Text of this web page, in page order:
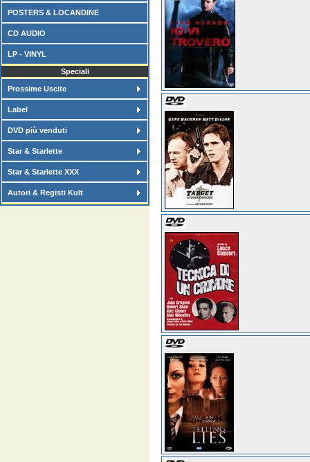
POSTERS & LOCANDINE
CD AUDIO
LP - VINYL
Speciali
Prossime Uscite
Label
DVD più venduti
Star & Starlette
Star & Starlette XXX
Autori & Registi Kult